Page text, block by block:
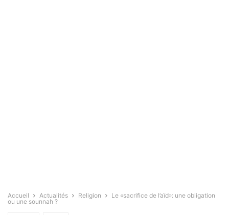
Accueil Actualités Religion
Le «sacrifice de l’aïd»: une obligation
ou une sounnah ?